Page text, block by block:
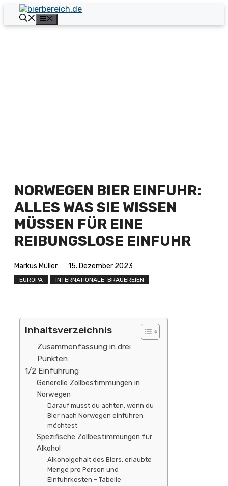
Zum
Inhalt
springen
NORWEGEN BIER EINFUHR:
ALLES WAS SIE WISSEN
MÜSSEN FÜR EINE
REIBUNGSLOSE EINFUHR
Markus Müller 15. Dezember 2023
EUROPA INTERNATIONALE-BRAUEREIEN
Inhaltsverzeichnis
Zusammenfassung in drei
Punkten
1/2 Einführung
Generelle Zollbestimmungen in
Norwegen
Darauf musst du achten, wenn du
Bier nach Norwegen einführen
möchtest
Spezifische Zollbestimmungen für
Alkohol
Alkoholgehalt des Biers, erlaubte
Menge pro Person und
Einfuhrkosten – Tabelle